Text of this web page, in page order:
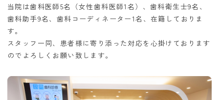
当院は歯科医師5名（女性歯科医師1名）、歯科衛生士9名、
歯科助手9名、歯科コーディネーター1名、在籍しておりま
す。
スタッフ一同、患者様に寄り添った対応を心掛けております
のでよろしくお願い致します。